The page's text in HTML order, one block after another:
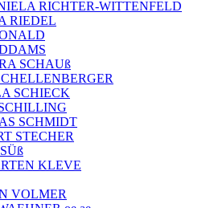
RICHTER-WITTENFELD
RIEDEL
SCHAUß
SCHIECK
SCHMIDT
STECHER
KLEVE
VOLMER